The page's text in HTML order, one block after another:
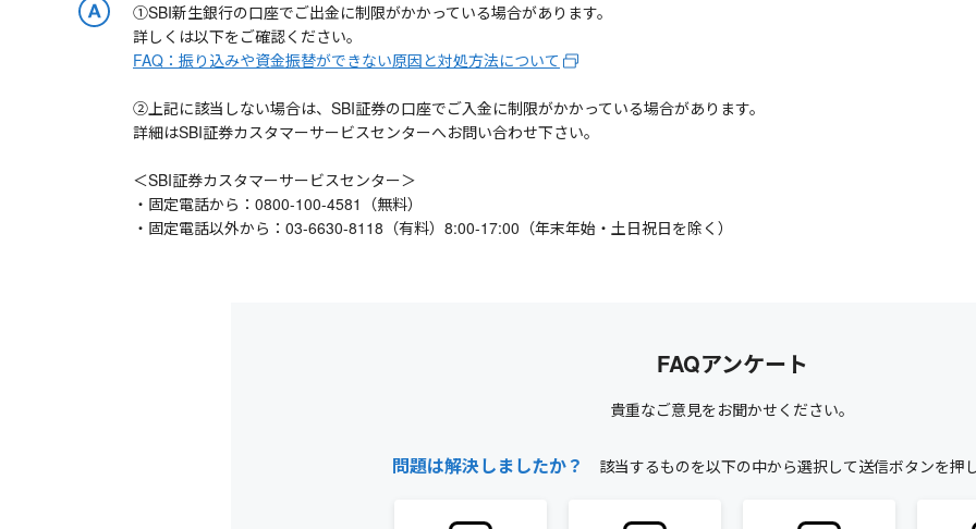
①SBI新生銀行の口座でご出金に制限がかかっている場合があります。
詳しくは以下をご確認ください。
FAQ：振り込みや資金振替ができない原因と対処方法について
②上記に該当しない場合は、SBI証券の口座でご入金に制限がかかっている場合があります。
詳細はSBI証券カスタマーサービスセンターへお問い合わせ下さい。
＜SBI証券カスタマーサービスセンター＞
・固定電話から：0800-100-4581（無料）
・固定電話以外から：03-6630-8118（有料）8:00-17:00（年末年始・土日祝日を除く）
FAQアンケート
貴重なご意見をお聞かせください。
問題は解決しましたか？ 該当するものを以下の中から選択して送信ボタンを押